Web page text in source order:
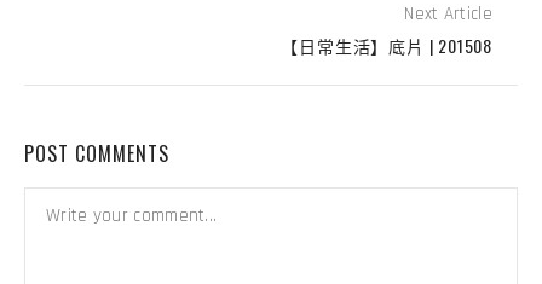
Next Article
【日常生活】底片 | 201508
POST COMMENTS